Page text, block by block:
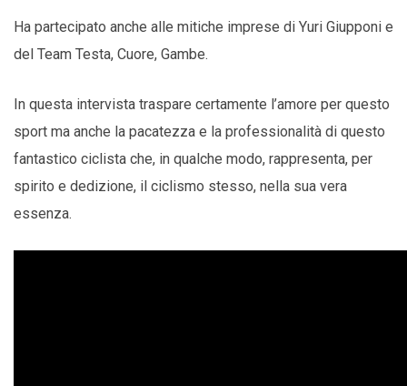
Ha partecipato anche alle mitiche imprese di Yuri Giupponi e
del Team Testa, Cuore, Gambe.
In questa intervista traspare certamente l’amore per questo
sport ma anche la pacatezza e la professionalità di questo
fantastico ciclista che, in qualche modo, rappresenta, per
spirito e dedizione, il ciclismo stesso, nella sua vera
essenza.